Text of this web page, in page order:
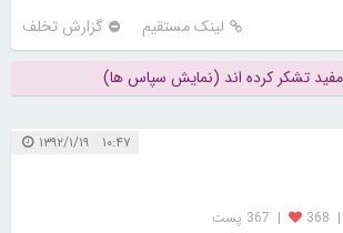
لینک مستقیم گزارش تخلف
۱۰:۴۷ ۱۳۹۲/۱/۱۹
|
368
| 367 پست